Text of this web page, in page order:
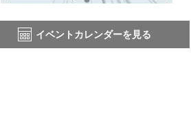
イベントカレンダーを見る